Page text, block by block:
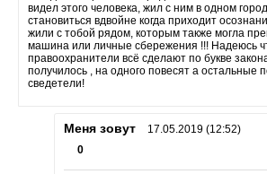
видел этого человека, жил с ним в одном
становиться вдвойне когда приходит
жили с тобой рядом, которым также могла
машина или личные сбережения !!! Надеюсь
правоохранители всё сделают по букве
получилось , на одного повесят а остальные
сведетели!
Меня зовут
17.05.2019 (12:52)
0